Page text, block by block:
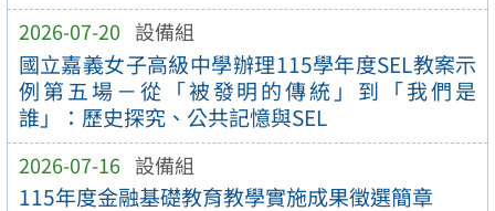
2026-07-20 設備組
國立嘉義女子高級中學辦理115學年度SEL教案示
例第五場－從「被發明的傳統」到「我們是
誰」：歷史探究、公共記憶與SEL
2026-07-16 設備組
115年度金融基礎教育教學實施成果徵選簡章